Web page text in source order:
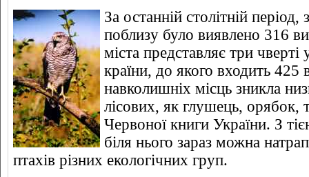
За останній столітній
поблизу було виявлено 316
міста представляє три чверті
країни, до якого входить 425
навколишніх місць зникла
лісових, як глушець, орябок,
Червоної книги України. З
біля нього зараз можна
птахів різних екологічних груп.